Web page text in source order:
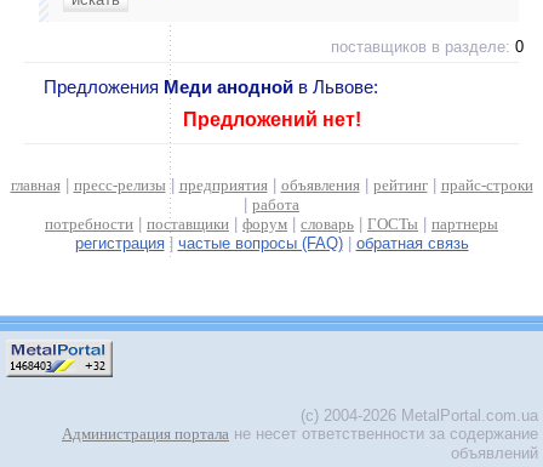
поставщиков в разделе: 0
Предложения Меди анодной в Львове:
Предложений нет!
главная| пресс-релизы | предприятия| объявления| рейтинг| прайс-строки
работа
потребности
поставщики форум словарь ГОСТы
партнеры
регистрация| частые вопросы (FAQ)| обратная связь
(c) 2004-2026 MetalPortal.com.ua
Администрация портала не несет ответственности за содержание
объявлений